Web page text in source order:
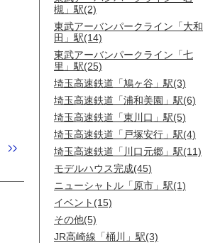
槻」駅(2)
東武アーバンパークライン「大和
田」駅(14)
東武アーバンパークライン「七
里」駅(25)
埼玉高速鉄道「鳩ヶ谷」駅(3)
埼玉高速鉄道「浦和美園」駅(6)
埼玉高速鉄道「東川口」駅(5)
埼玉高速鉄道「戸塚安行」駅(4)
埼玉高速鉄道「川口元郷」駅(11)
モデルハウス完成(45)
ニューシャトル「原市」駅(1)
イベント(15)
その他(5)
JR高崎線「桶川」駅(3)